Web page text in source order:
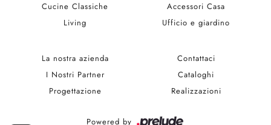
Cucine Classiche
Living
Accessori Casa
Ufficio e giardino
La nostra azienda
I Nostri Partner
Progettazione
Contattaci
Cataloghi
Realizzazioni
Powered by